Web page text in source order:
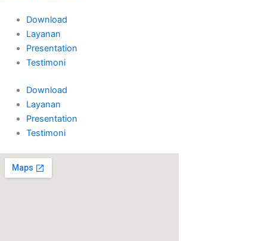
Download
Layanan
Presentation
Testimoni
Download
Layanan
Presentation
Testimoni